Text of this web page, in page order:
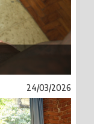
24/03/2026